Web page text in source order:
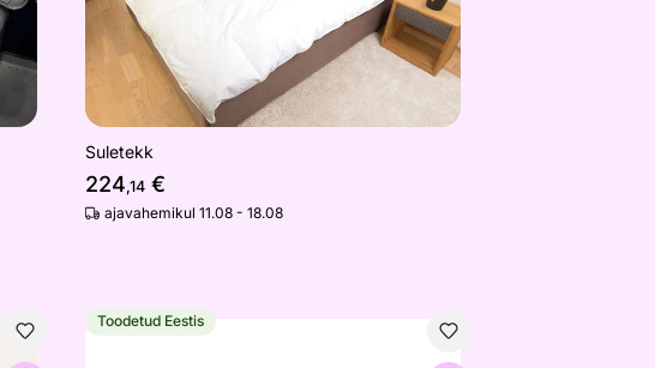
Suletekk
224,14€
ajavahemikul 11.08 - 18.08
Toodetud Eestis